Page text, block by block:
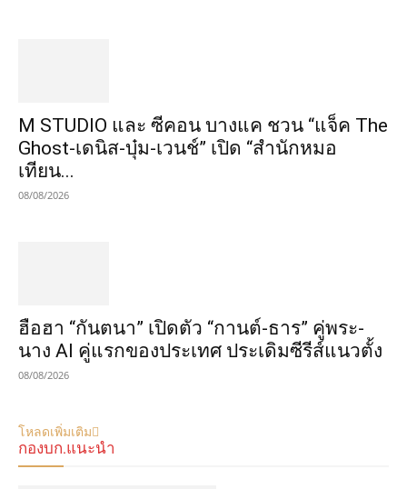
M STUDIO และ ซีคอน บางแค ชวน “แจ็ค The
Ghost-เดนิส-บุ๋ม-เวนช์” เปิด “สำนักหมอ
เทียน...
08/08/2026
ฮือฮา “กันตนา” เปิดตัว “กานต์-ธาร” คู่พระ-
นาง AI คู่แรกของประเทศ ประเดิมซีรีส์แนวตั้ง
08/08/2026
โหลดเพิ่มเติม
กองบก.แนะนำ